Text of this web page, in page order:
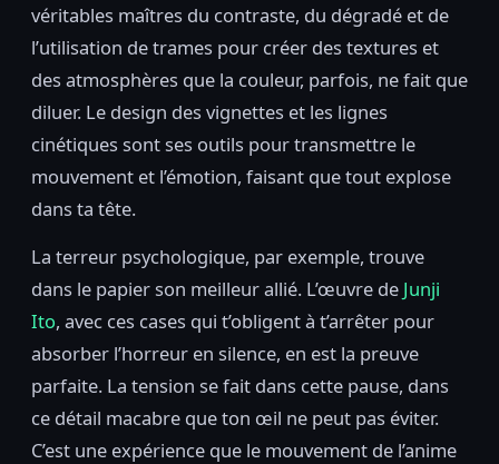
véritables maîtres du contraste, du dégradé et de
l’utilisation de trames pour créer des textures et
des atmosphères que la couleur, parfois, ne fait que
diluer. Le design des vignettes et les lignes
cinétiques sont ses outils pour transmettre le
mouvement et l’émotion, faisant que tout explose
dans ta tête.
La terreur psychologique, par exemple, trouve
dans le papier son meilleur allié. L’œuvre de Junji
Ito, avec ces cases qui t’obligent à t’arrêter pour
absorber l’horreur en silence, en est la preuve
parfaite. La tension se fait dans cette pause, dans
ce détail macabre que ton œil ne peut pas éviter.
C’est une expérience que le mouvement de l’anime